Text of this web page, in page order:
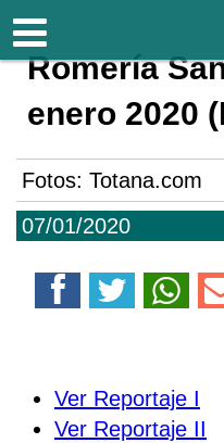
Totana.com
07/01/2020
Romería
enero 2020
Fotos: Totana.com
Ver Reportaje I
Ver Reportaje II